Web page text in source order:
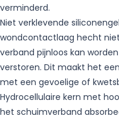
verminderd.
Niet verklevende
wondcontactlaag hecht
verband pijnloos kan
verstoren. Dit maakt het
met een gevoelige of
Hydrocellulaire kern met
het schuimverband